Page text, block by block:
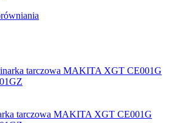
tarczowa MAKITA XGT CE001G